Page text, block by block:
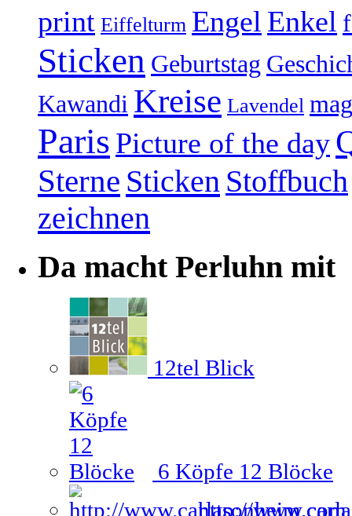
print Eiffelturm Engel Enkel
Sticken Geburtstag
Kawandi Kreise Lavendel
Paris Picture of the day
Sterne Sticken Stoffbuch
zeichnen
Da macht Perluhn mit
12tel Blick
6 Köpfe 12 Blöcke
http://